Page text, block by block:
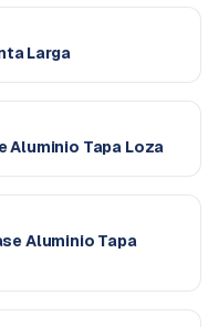
Larga
Aluminio Tapa Loza
Aluminio Tapa